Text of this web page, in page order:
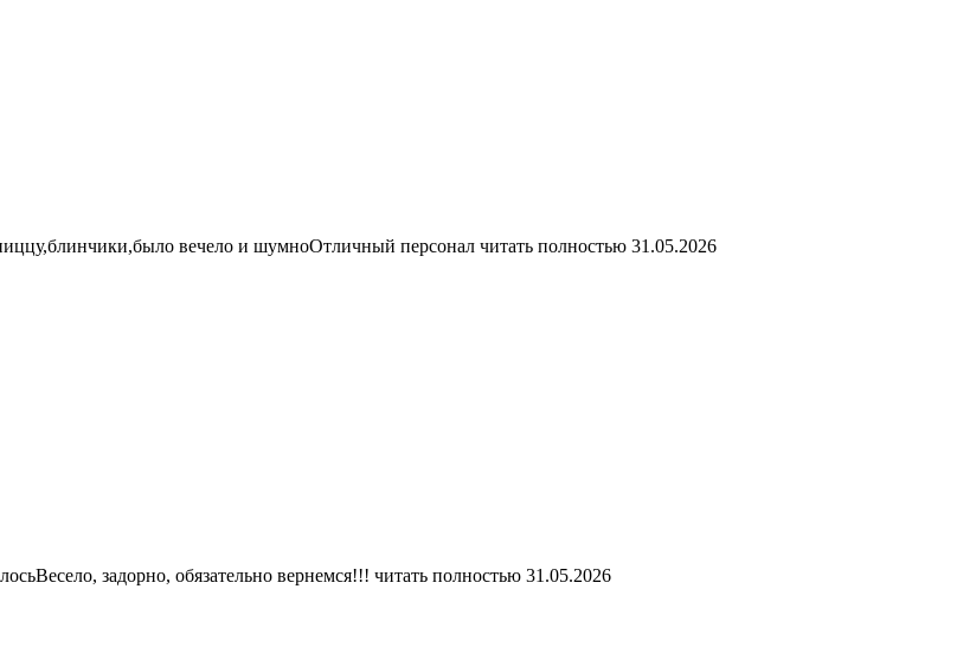
вечело и шумноОтличный персонал читать полностью 31.05.2026
задорно, обязательно вернемся!!! читать полностью 31.05.2026